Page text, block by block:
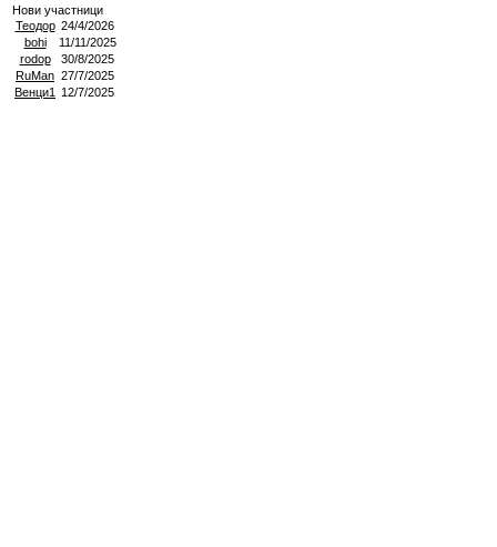
Нови участници
Теодор 24/4/2026
bohi
11/11/2025
rodop
30/8/2025
RuMan 27/7/2025
Венци1
12/7/2025